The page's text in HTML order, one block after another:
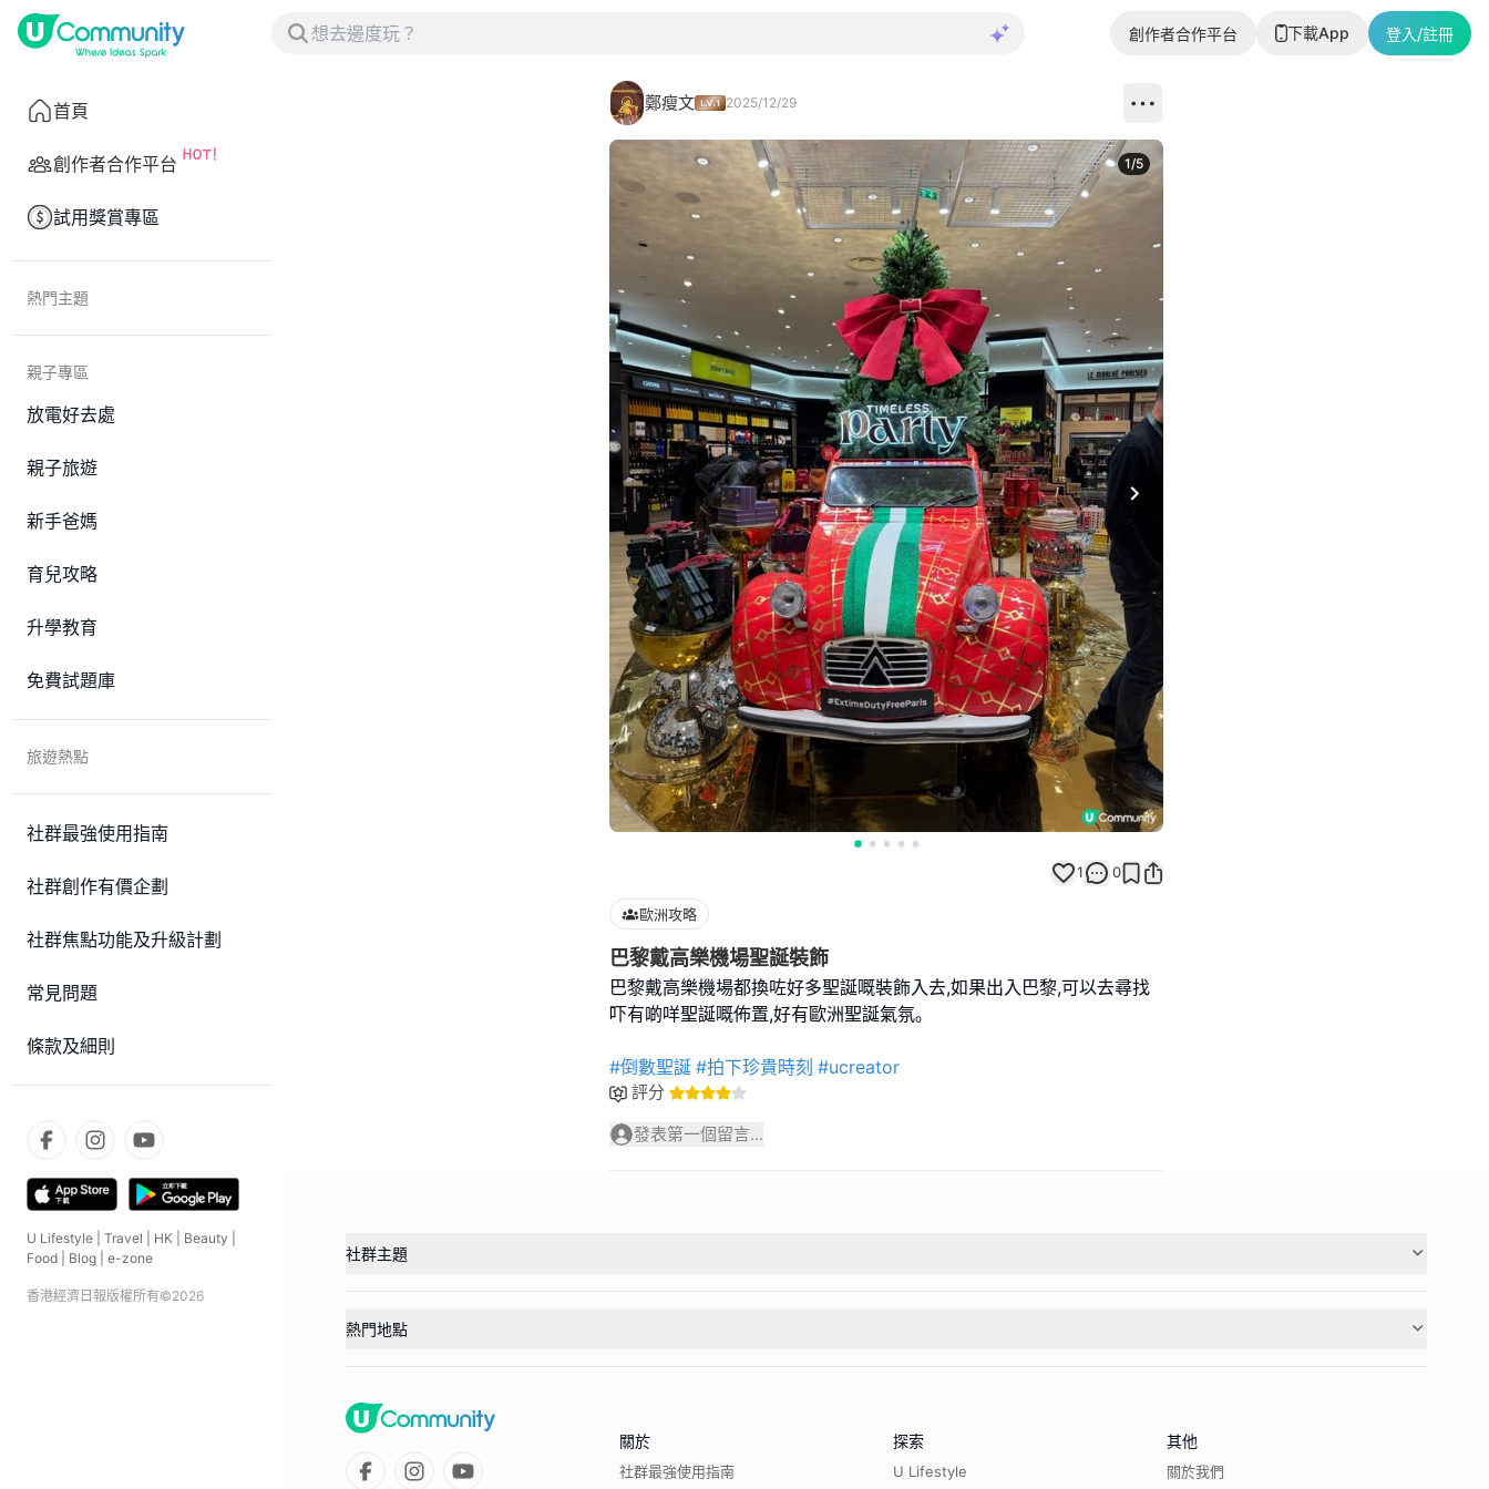
創作者合作平台 下載App 登入/註冊
首頁
創作者合作平台
試用獎賞專區
熱門主題
親子專區
放電好去處
親子旅遊
新手爸媽
育兒攻略
升學教育
免費試題庫
旅遊熱點
社群最強使用指南
社群創作有價企劃
社群焦點功能及升級計劃
常見問題
條款及細則
U Lifestyle Travel HK Beauty
Food
Blog e-zone
香港經濟日報版權所有©2026
鄭瘦文 2025/12/29
Next slide
1/5
1 0
歐洲攻略
巴黎戴高樂機場聖誕裝飾
巴黎戴高樂機場都換咗好多聖誕嘅裝飾入去,如果出入巴黎,可以去尋找
吓有啲咩聖誕嘅佈置,好有歐洲聖誕氣氛｡
#倒數聖誕 #拍下珍貴時刻 #ucreator
評分
發表第一個留言...
社群主題
熱門地點
關於
社群最強使用指南
探索
U Lifestyle
其他
關於我們